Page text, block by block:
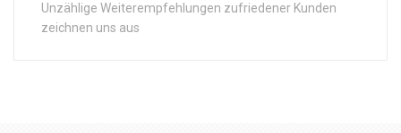
Unzählige Weiterempfehlungen zufriedener Kunden
zeichnen uns aus